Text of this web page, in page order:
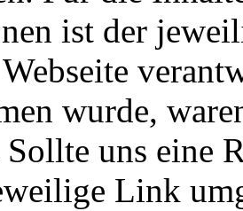
ist der
wurde,
Sollte uns eine
Link